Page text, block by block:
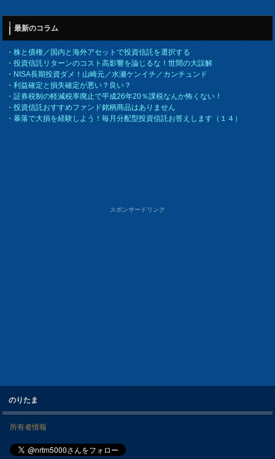
最新のコラム
・株と債権／国内と海外アセットで投資信託を選択する
・投資信託リターンのコスト高影響を論じるな！世間の大誤解
・NISA長期投資ダメ！山崎元／水瀬ケンイチ／カンチュンド
・利益確定と損失確定が悪い？良い？
・証券税制の軽減税率廃止で平成26年20％課税なんか怖くない！
・投資信託おすすめファンド銘柄商品はありません
・暴落で大損を経験しよう！毎月分配型投資信託お答えします（１４）
スポンサードリンク
のりたま
所有者情報